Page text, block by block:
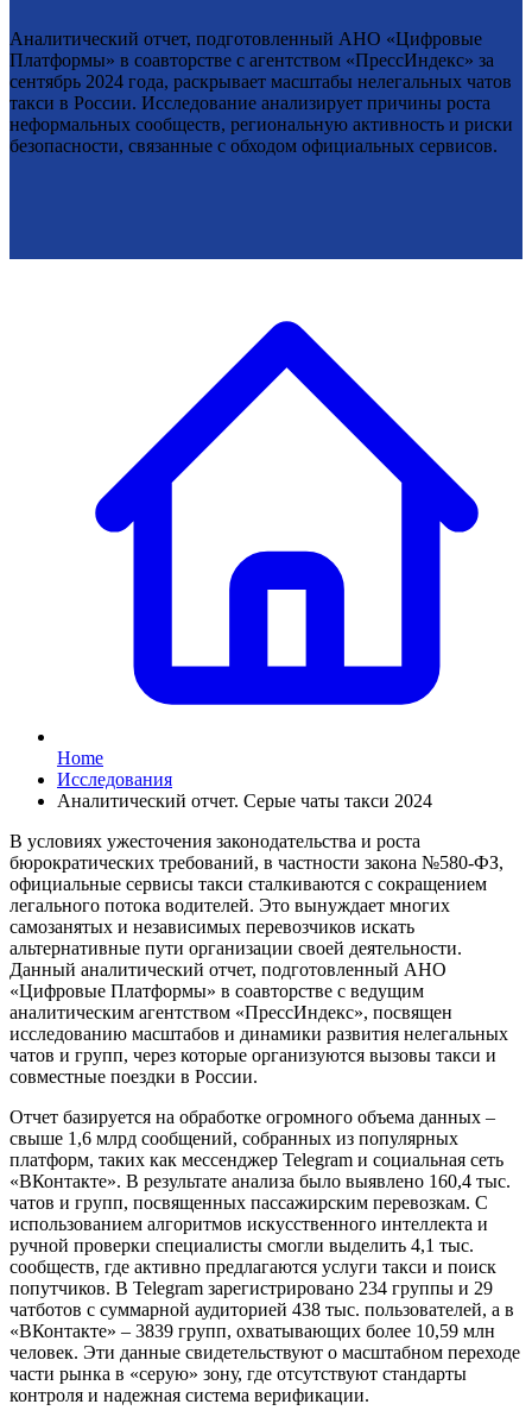
Аналитический отчет, подготовленный АНО «Цифровые
Платформы» в соавторстве с агентством «ПрессИндекс» за
сентябрь 2024 года, раскрывает масштабы нелегальных чатов
такси в России. Исследование анализирует причины роста
неформальных сообществ, региональную активность и риски
безопасности, связанные с обходом официальных сервисов.
Home
Исследования
Аналитический отчет. Серые чаты такси 2024
В условиях ужесточения законодательства и роста
бюрократических требований, в частности закона №580-ФЗ,
официальные сервисы такси сталкиваются с сокращением
легального потока водителей. Это вынуждает многих
самозанятых и независимых перевозчиков искать
альтернативные пути организации своей деятельности.
Данный аналитический отчет, подготовленный АНО
«Цифровые Платформы» в соавторстве с ведущим
аналитическим агентством «ПрессИндекс», посвящен
исследованию масштабов и динамики развития нелегальных
чатов и групп, через которые организуются вызовы такси и
совместные поездки в России.
Отчет базируется на обработке огромного объема данных –
свыше 1,6 млрд сообщений, собранных из популярных
платформ, таких как мессенджер Telegram и социальная сеть
«ВКонтакте». В результате анализа было выявлено 160,4 тыс.
чатов и групп, посвященных пассажирским перевозкам. С
использованием алгоритмов искусственного интеллекта и
ручной проверки специалисты смогли выделить 4,1 тыс.
сообществ, где активно предлагаются услуги такси и поиск
попутчиков. В Telegram зарегистрировано 234 группы и 29
чатботов с суммарной аудиторией 438 тыс. пользователей, а в
«ВКонтакте» – 3839 групп, охватывающих более 10,59 млн
человек. Эти данные свидетельствуют о масштабном переходе
части рынка в «серую» зону, где отсутствуют стандарты
контроля и надежная система верификации.